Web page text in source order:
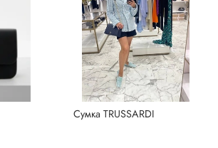
Сумка TRUSSARDI